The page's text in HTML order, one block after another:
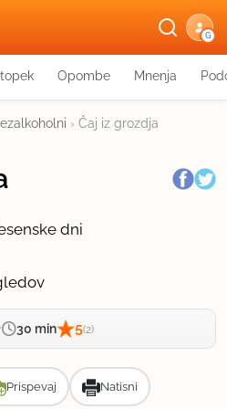
G
Opombe Mnenja
› Čaj iz grozdja
dni
30 min 5(2)
Prispevaj Natisni